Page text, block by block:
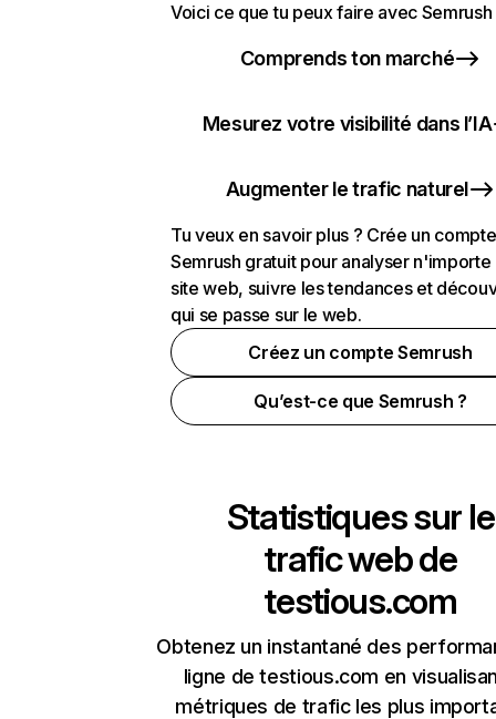
Voici ce que tu peux faire avec Semrush
Comprends ton marché
Mesurez votre visibilité dans l’IA
Augmenter le trafic naturel
Tu veux en savoir plus ? Crée un compte
Semrush gratuit pour analyser n'importe
site web, suivre les tendances et
qui se passe sur le web.
Créez un compte Semrush
Qu’est-ce que Semrush ?
Statistiques sur le
trafic web de
testious.com
Obtenez un instantané des
ligne de testious.com en
métriques de trafic les plus